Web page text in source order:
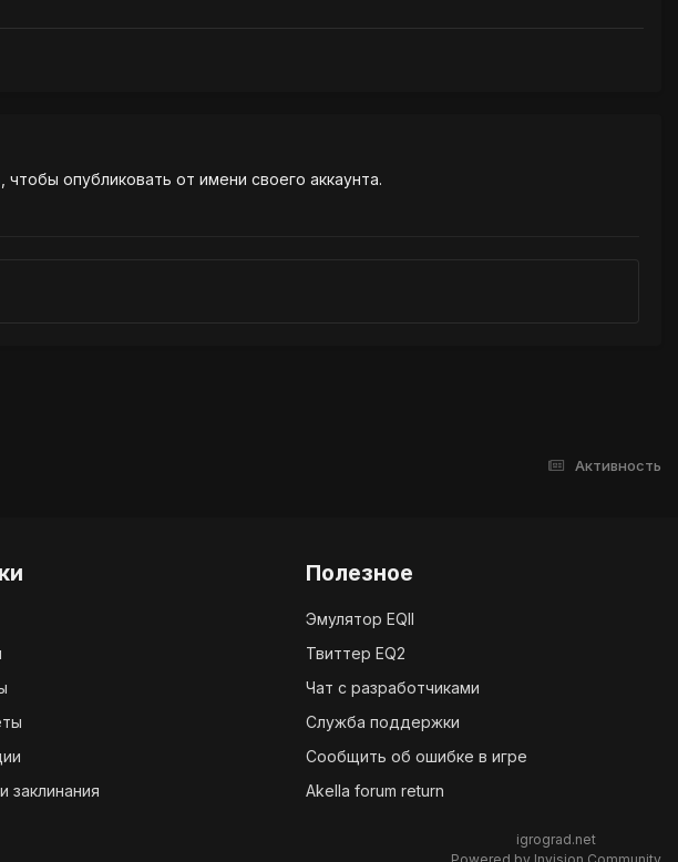
, чтобы опубликовать от имени своего аккаунта.
Активность
заклинания
Полезное
Эмулятор EQII
Твиттер EQ2
Чат с разработчиками
Служба поддержки
Сообщить об ошибке в игре
Akella forum return
igrograd.net